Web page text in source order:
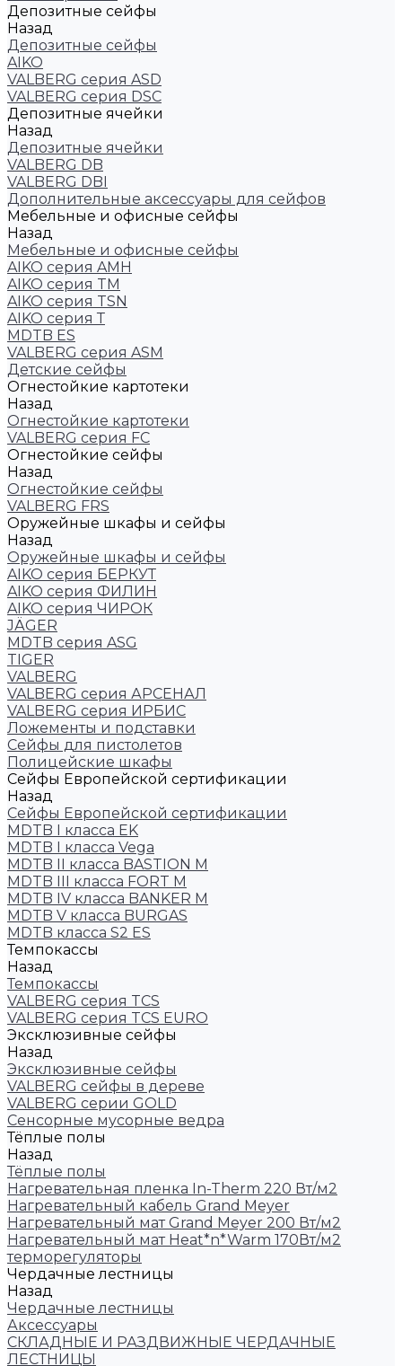
Депозитные сейфы
Назад
Депозитные сейфы
AIKO
VALBERG серия ASD
VALBERG серия DSC
Депозитные ячейки
Назад
Депозитные ячейки
VALBERG DB
VALBERG DBI
Дополнительные аксессуары для сейфов
Мебельные и офисные сейфы
Назад
Мебельные и офисные сейфы
AIKO серия AMH
AIKO серия TM
AIKO серия TSN
AIKO серия Т
MDTB ES
VALBERG серия ASM
Детские сейфы
Огнестойкие картотеки
Назад
Огнестойкие картотеки
VALBERG серия FC
Огнестойкие сейфы
Назад
Огнестойкие сейфы
VALBERG FRS
Оружейные шкафы и сейфы
Назад
Оружейные шкафы и сейфы
AIKO серия БЕРКУТ
AIKO серия ФИЛИН
AIKO серия ЧИРОК
JÄGER
MDTB серия ASG
TIGER
VALBERG
VALBERG серия АРСЕНАЛ
VALBERG серия ИРБИС
Ложементы и подставки
Сейфы для пистолетов
Полицейские шкафы
Сейфы Европейской сертификации
Назад
Сейфы Европейской сертификации
MDTB I класса EK
MDTB I класса Vega
MDTB II класса BASTION M
MDTB III класса FORT M
MDTB IV класса BANKER M
MDTB V класса BURGAS
MDTB класса S2 ES
Темпокассы
Назад
Темпокассы
VALBERG серия TCS
VALBERG серия TCS EURO
Эксклюзивные сейфы
Назад
Эксклюзивные сейфы
VALBERG сейфы в дереве
VALBERG серии GOLD
Сенсорные мусорные ведра
Тёплые полы
Назад
Тёплые полы
Нагревательная пленка In-Therm 220 Вт/м2
Нагревательный кабель Grand Meyer
Нагревательный мат Grand Meyer 200 Вт/м2
Нагревательный мат Heat*n*Warm 170Вт/м2
терморегуляторы
Чердачные лестницы
Назад
Чердачные лестницы
Аксессуары
СКЛАДНЫЕ И РАЗДВИЖНЫЕ ЧЕРДАЧНЫЕ
ЛЕСТНИЦЫ